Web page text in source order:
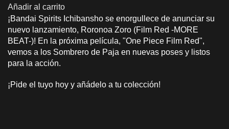
Añadir al carrito
¡Bandai Spirits Ichibansho se enorgullece de anunciar su
nuevo lanzamiento, Roronoa Zoro (Film Red -MORE
BEAT-)! En la próxima película, "One Piece Film Red",
vemos a los Sombrero de Paja en nuevas poses y listos
para la acción.
¡Pide el tuyo hoy y añádelo a tu colección!